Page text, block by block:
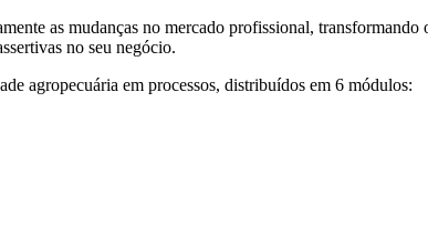
as mudanças no mercado profissional,
no seu negócio.
agropecuária em processos, distribuídos em 6 módulos: